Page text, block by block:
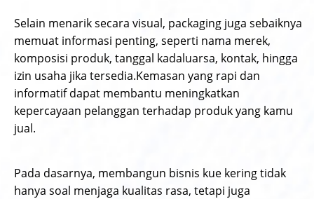
Selain menarik secara visual, packaging juga sebaiknya
memuat informasi penting, seperti nama merek,
komposisi produk, tanggal kadaluarsa, kontak, hingga
izin usaha jika tersedia.Kemasan yang rapi dan
informatif dapat membantu meningkatkan
kepercayaan pelanggan terhadap produk yang kamu
jual.
Pada dasarnya, membangun bisnis kue kering tidak
hanya soal menjaga kualitas rasa, tetapi juga